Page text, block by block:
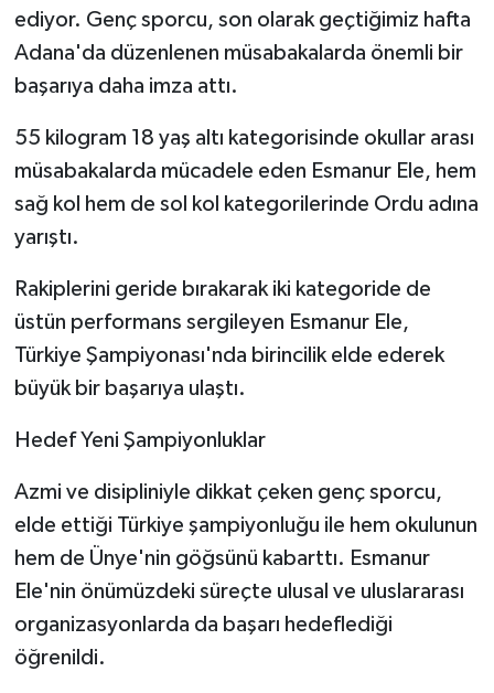
ediyor. Genç sporcu, son olarak geçtiğimiz hafta
Adana'da düzenlenen müsabakalarda önemli bir
başarıya daha imza attı.
55 kilogram 18 yaş altı kategorisinde okullar arası
müsabakalarda mücadele eden Esmanur Ele, hem
sağ kol hem de sol kol kategorilerinde Ordu adına
yarıştı.
Rakiplerini geride bırakarak iki kategoride de
üstün performans sergileyen Esmanur Ele,
Türkiye Şampiyonası'nda birincilik elde ederek
büyük bir başarıya ulaştı.
Hedef Yeni Şampiyonluklar
Azmi ve disipliniyle dikkat çeken genç sporcu,
elde ettiği Türkiye şampiyonluğu ile hem okulunun
hem de Ünye'nin göğsünü kabarttı. Esmanur
Ele'nin önümüzdeki süreçte ulusal ve uluslararası
organizasyonlarda da başarı hedeflediği
öğrenildi.